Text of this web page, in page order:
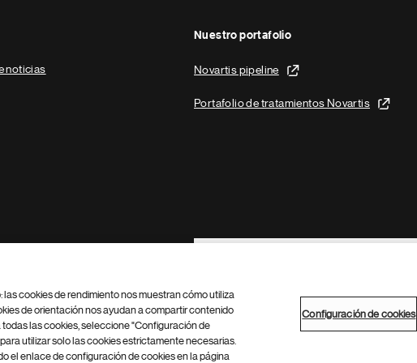
noticias
Nuestro portafolio
Novartis pipeline
Portafolio de tratamientos Novartis
Footer Site Search
Configuración de cookies Mapa del sitio
cookies de rendimiento nos muestran cómo utiliza
de orientación nos ayudan a compartir contenido
las cookies, seleccione "Configuración de
utilizar solo las cookies estrictamente necesarias.
el enlace de configuración de cookies en la página
Configuración de cookies